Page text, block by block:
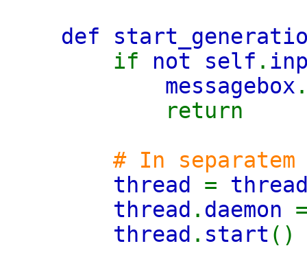
def
if not self .
messagebox
return
# In
thread =
thread . daemon
thread . start ()